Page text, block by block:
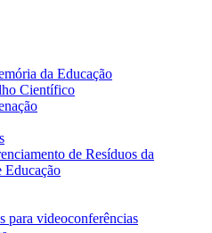
da Educação
Científico
de Resíduos da
Educação
para videoconferências